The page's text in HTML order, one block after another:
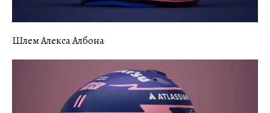
Шлем Алекса Албона